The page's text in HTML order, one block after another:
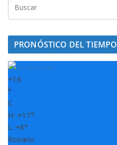
PRONÓSTICO DEL TIEMPO
+16
°
C
H: +17°
L: +8°
Rosario